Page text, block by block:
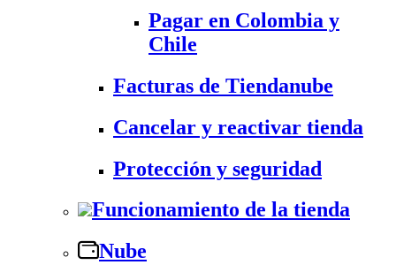
Pagar en Colombia y
Chile
Facturas de Tiendanube
Cancelar y reactivar tienda
Protección y seguridad
Funcionamiento de la tienda
Nube